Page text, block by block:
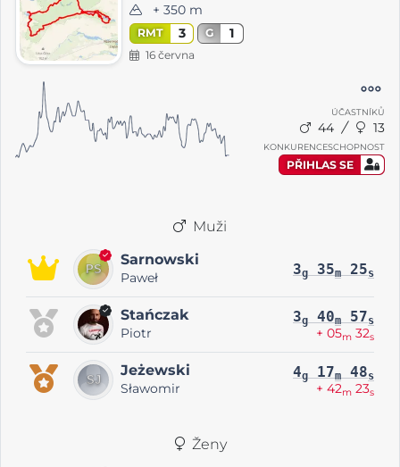
+ 350 m
RMT 3 G 1
16 června
ÚČASTNÍKŮ
44 13
KONKURENCESCHOPNOST
PŘIHLAS SE
Muži
Sarnowski
Paweł 3g 35m 25s
Stańczak
Piotr
3g 40m 57s
+ 05m 32s
Jeżewski
Sławomir
4g 17m 48s
+ 42m 23s
Ženy